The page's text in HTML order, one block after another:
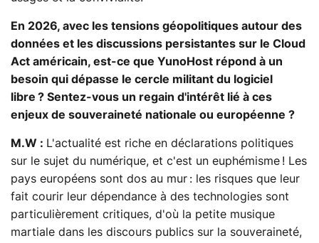
En 2026, avec les tensions géopolitiques autour des
données et les discussions persistantes sur le Cloud
Act américain, est-ce que YunoHost répond à un
besoin qui dépasse le cercle militant du logiciel
libre ? Sentez-vous un regain d'intérêt lié à ces
enjeux de souveraineté nationale ou européenne ?
M.W : L'actualité est riche en déclarations politiques
sur le sujet du numérique, et c'est un euphémisme ! Les
pays européens sont dos au mur : les risques que leur
fait courir leur dépendance à des technologies sont
particulièrement critiques, d'où la petite musique
martiale dans les discours publics sur la souveraineté,